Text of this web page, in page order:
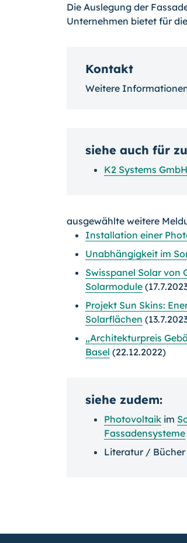
Die Auslegung der
Unternehmen bietet für
Kontakt
Weitere
siehe auch für
K2 Systems GmbH
ausgewählte weitere
Installation einer
Unabhängigkeit im
Swisspanel Solar von
Solarmodule
Projekt Sun Skins:
Solarflächen
„Architekturpreis
Basel (22.12.2022)
siehe zudem:
Photovoltaik im
Fassadensysteme
Literatur / Bücher